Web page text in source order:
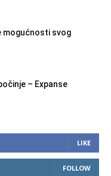
mogućnosti svog
– Expanse
LIKE
FOLLOW